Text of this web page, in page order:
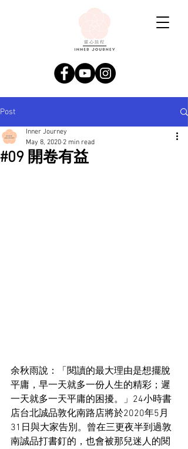
Post
#09 開卷有益
Inner Journey
May 8, 2020 2 min read
余秋雨說：「閱讀的最大理由是想擺脫
平庸，早一天就多一份人生的精彩；遲
一天就多一天平庸的困擾。」24小時書
店台北誠品敦化南路店將於2020年5月
31日與大家告別。曾在三更夜半到過敦
南誠品打書釘的，也會被那兒迷人的閱